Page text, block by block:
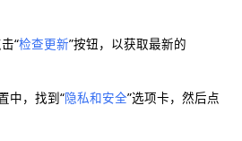
“检查更新”按钮，以获取最新的
中，找到“隐私和安全”选项卡，然后点